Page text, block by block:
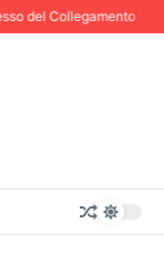
del Collegamento